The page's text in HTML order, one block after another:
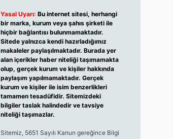
Yasal Uyarı: Bu internet sitesi, herhangi
bir marka, kurum veya şahıs şirketi ile
hiçbir bağlantısı bulunmamaktadır.
Sitede yalnızca kendi hazırladığımız
makaleler paylaşılmaktadır. Burada yer
alan içerikler haber niteliği taşımamakta
olup, gerçek kurum ve kişiler hakkında
paylaşım yapılmamaktadır. Gerçek
kurum ve kişiler ile isim benzerlikleri
tamamen tesadüfidir. Sitemizdeki
bilgiler taslak halindedir ve tavsiye
niteliği taşımazlar.
Sitemiz, 5651 Sayılı Kanun gereğince Bilgi